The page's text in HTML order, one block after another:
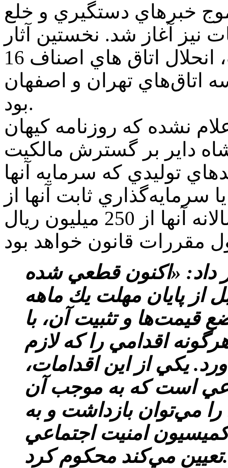
خبرهاي دستگيري و خلع
نيز آغاز شد. نخستين آثار
اجرايي اصل چهاردهم انقلاب، انحلال اتاق هاي اصناف 16
اتاق‌هاي تهران و اصفهان
بود.
نشده كه روزنامه كيهان
داير بر گسترش مالكيت
توليدي كه سرمايه آنها
سرمايه‌گذاري ثابت آنها از
200 ميليون ريال يا فروش سالانه آنها از 250 ميليون ريال
داد: «اكنون قطعي شده
پايان مهلت يك ماهه
قيمت‌ها و تثبيت آن، با
اقدامي را كه لازم
يكي از اين اقدامات،
است كه به موجب آن
مي‌توان بازداشت و به
امنيت اجتماعي